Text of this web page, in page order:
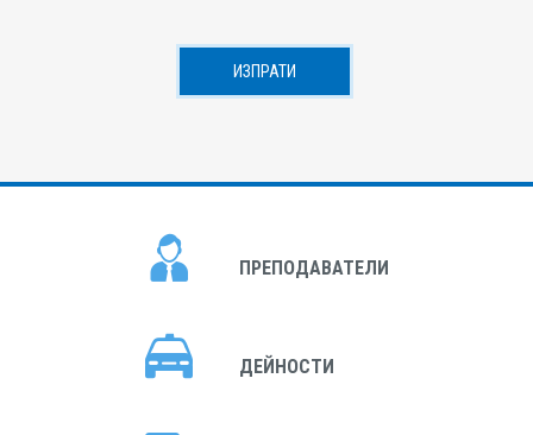
ПРЕПОДАВАТЕЛИ
ДЕЙНОСТИ